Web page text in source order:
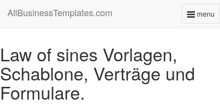
menu
AllBusinessTemplates.com
Law of sines Vorlagen,
Schablone, Verträge und
Formulare.